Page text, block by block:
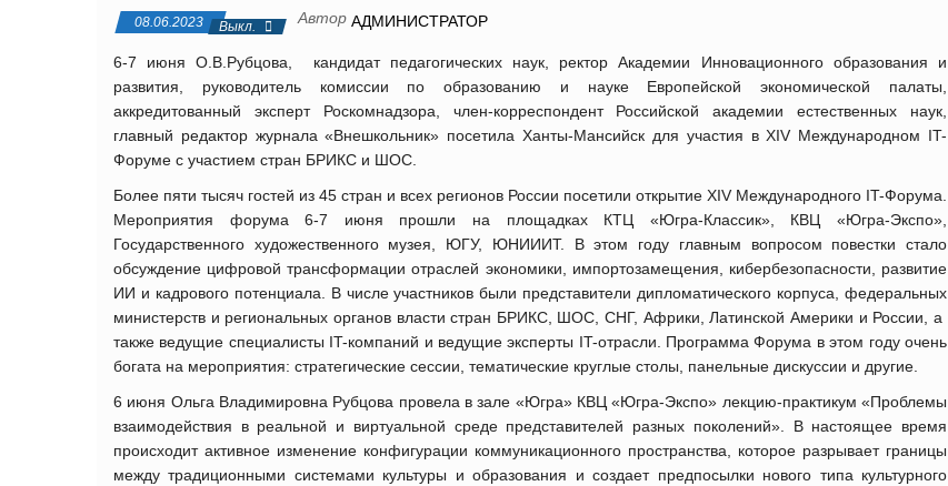
08.06.2023 Выкл. Автор АДМИНИСТРАТОР
6-7 июня О.В.Рубцова, кандидат педагогических наук, ректор Академии Инновационного образования и
развития, руководитель комиссии по образованию и науке Европейской экономической палаты,
аккредитованный эксперт Роскомнадзора, член-корреспондент Российской академии естественных наук,
главный редактор журнала «Внешкольник» посетила Ханты-Мансийск для участия в XIV Международном IT-
Форуме с участием стран БРИКС и ШОС.
Более пяти тысяч гостей из 45 стран и всех регионов России посетили открытие XIV Международного IT-Форума.
Мероприятия форума 6-7 июня прошли на площадках КТЦ «Югра-Классик», КВЦ «Югра-Экспо»,
Государственного художественного музея, ЮГУ, ЮНИИИТ. В этом году главным вопросом повестки стало
обсуждение цифровой трансформации отраслей экономики, импортозамещения, кибербезопасности, развитие
ИИ и кадрового потенциала. В числе участников были представители дипломатического корпуса, федеральных
министерств и региональных органов власти стран БРИКС, ШОС, СНГ, Африки, Латинской Америки и России, а
также ведущие специалисты IT-компаний и ведущие эксперты IT-отрасли. Программа Форума в этом году очень
богата на мероприятия: стратегические сессии, тематические круглые столы, панельные дискуссии и другие.
6 июня Ольга Владимировна Рубцова провела в зале «Югра» КВЦ «Югра-Экспо» лекцию-практикум «Проблемы
взаимодействия в реальной и виртуальной среде представителей разных поколений». В настоящее время
происходит активное изменение конфигурации коммуникационного пространства, которое разрывает границы
между традиционными системами культуры и образования и создает предпосылки нового типа культурного